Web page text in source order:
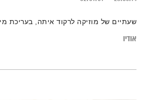
שעתיים של מוזיקה לרקוד איתה, בעריכת
אודיו